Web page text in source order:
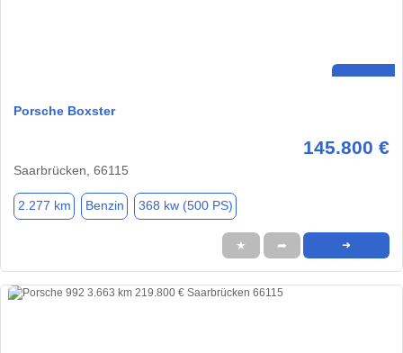
Porsche Boxster
145.800 €
Saarbrücken, 66115
2.277 km Benzin 368 kw (500 PS)
★ ➦ ➜